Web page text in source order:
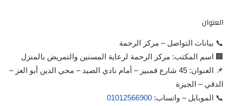
العنوان
📞 بيانات التواصل – مركز الرحمة
🏢 اسم المكتب: مركز الرحمة لرعاية المسنين والتمريض بالمنزل
📌 العنوان: 45 شارع قمبيز – أمام نادي الصيد – محي الدين أبو العز –
الدقي – الجيزة
📞 الموبايل – واتساب:01012566900